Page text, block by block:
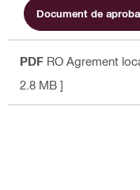
Document de
PDF RO Agrement
2.8 MB ]